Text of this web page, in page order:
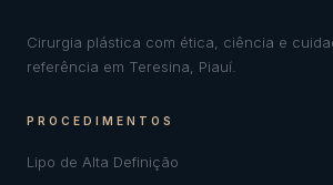
Cirurgia plástica com ética, ciência e
referência em Teresina, Piauí.
PROCEDIMENTOS
Lipo de Alta Definição